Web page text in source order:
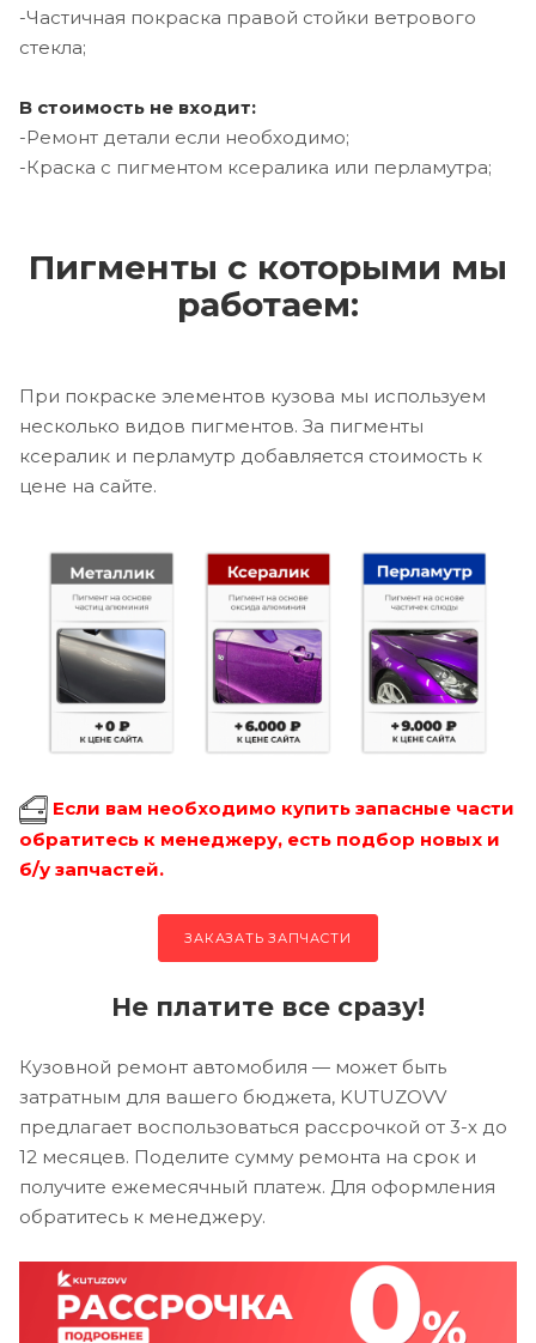
-Частичная покраска правой стойки ветрового
стекла;
В стоимость не входит:
-Ремонт детали если необходимо;
-Краска с пигментом ксералика или перламутра;
Пигменты с которыми мы
работаем:
При покраске элементов кузова мы используем
несколько видов пигментов. За пигменты
ксералик и перламутр добавляется стоимость к
цене на сайте.
Если вам необходимо купить запасные части
обратитесь к менеджеру, есть подбор новых и
б/у запчастей.
ЗАКАЗАТЬ ЗАПЧАСТИ
Не платите все сразу!
Кузовной ремонт автомобиля — может быть
затратным для вашего бюджета, KUTUZOVV
предлагает воспользоваться рассрочкой от 3-х до
12 месяцев. Поделите сумму ремонта на срок и
получите ежемесячный платеж. Для оформления
обратитесь к менеджеру.